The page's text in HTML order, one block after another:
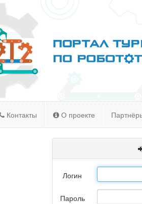
Контакты О проекте
Логин
Пароль